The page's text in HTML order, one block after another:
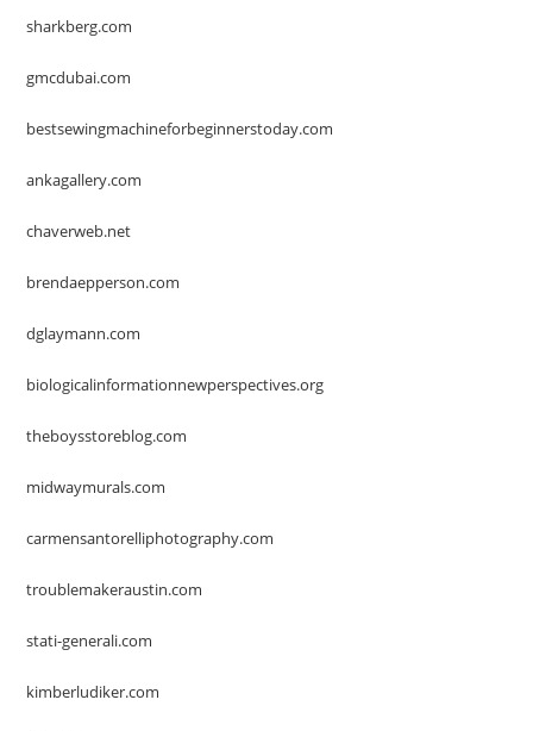
sharkberg.com
gmcdubai.com
bestsewingmachineforbeginnerstoday.com
ankagallery.com
chaverweb.net
brendaepperson.com
dglaymann.com
biologicalinformationnewperspectives.org
theboysstoreblog.com
midwaymurals.com
carmensantorelliphotography.com
troublemakeraustin.com
stati-generali.com
kimberludiker.com